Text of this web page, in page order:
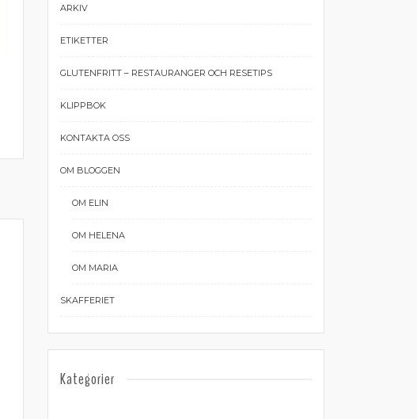
ARKIV
ETIKETTER
GLUTENFRITT – RESTAURANGER OCH RESETIPS
KLIPPBOK
KONTAKTA OSS
OM BLOGGEN
OM ELIN
OM HELENA
OM MARIA
SKAFFERIET
Kategorier